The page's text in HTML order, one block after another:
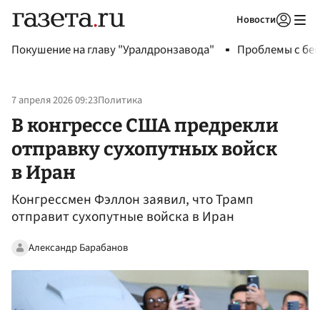
Новости
Покушение на главу "Уралдронзавода" Проблемы с
7 апреля 2026 09:23Политика
В конгрессе США предрекли
отправку сухопутных войск
в Иран
Конгрессмен Фэллон заявил, что Трамп
отправит сухопутные войска в Иран
Александр Барабанов